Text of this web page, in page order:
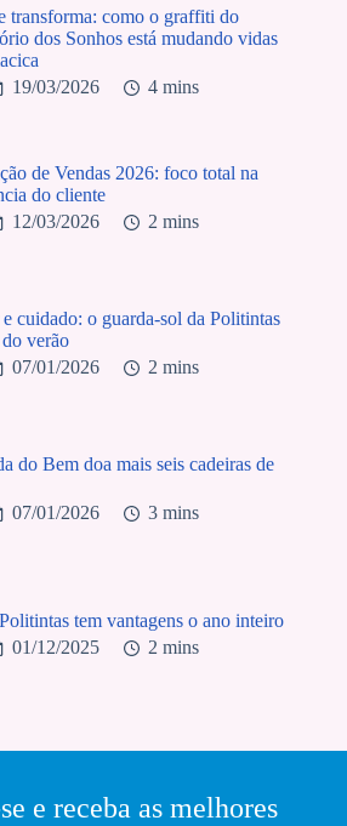
transforma: como o graffiti do
dos Sonhos está mudando vidas
19/03/2026
4 mins
de Vendas 2026: foco total na
do cliente
12/03/2026
2 mins
cuidado: o guarda-sol da Politintas
verão
07/01/2026
2 mins
do Bem doa mais seis cadeiras de
07/01/2026
3 mins
tem vantagens o ano inteiro
01/12/2025
2 mins
e receba as melhores